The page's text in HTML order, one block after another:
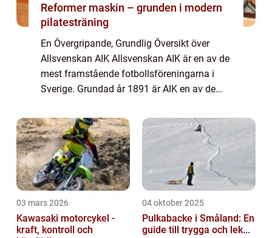
Reformer maskin – grunden i modern
pilatesträning
En Övergripande, Grundlig Översikt över
Allsvenskan AIK Allsvenskan AIK är en av de
mest framstående fotbollsföreningarna i
Sverige. Grundad år 1891 är AIK en av de
betydande roll i svensk fotbollshistoria....
03 mars 2026
Kawasaki motorcykel -
kraft, kontroll och
04 oktober 2025
Pulkabacke i Småland: En
guide till trygga och lek...